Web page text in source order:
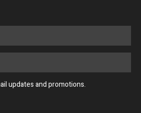
updates and promotions.